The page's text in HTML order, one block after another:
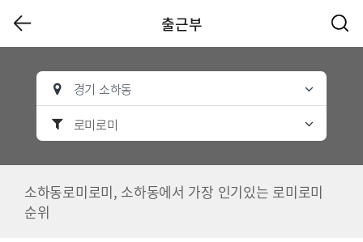
출근부
경기 소하동
로미로미
소하동로미로미, 소하동에서 가장 인기있는 로미로미
순위